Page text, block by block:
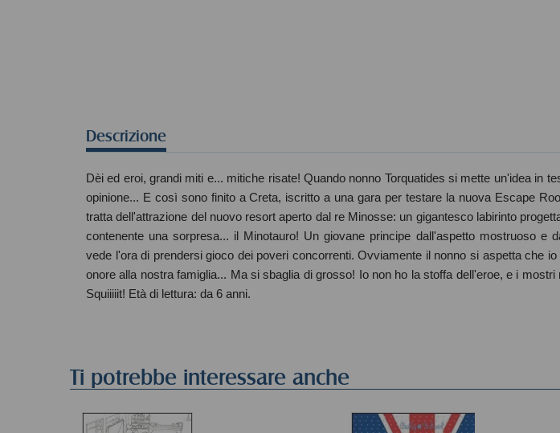
Descrizione
Dèi ed eroi, grandi miti e... mitiche risate! Quando nonno Torquatides si mette un'idea in
opinione... E così sono finito a Creta, iscritto a una gara per testare la nuova Escape
tratta dell'attrazione del nuovo resort aperto dal re Minosse: un gigantesco labirinto
contenente una sorpresa... il Minotauro! Un giovane principe dall'aspetto mostruoso e
vede l'ora di prendersi gioco dei poveri concorrenti. Ovviamente il nonno si aspetta che
onore alla nostra famiglia... Ma si sbaglia di grosso! Io non ho la stoffa dell'eroe, e i mostri
Squiiiiit! Età di lettura: da 6 anni.
Ti potrebbe interessare anche